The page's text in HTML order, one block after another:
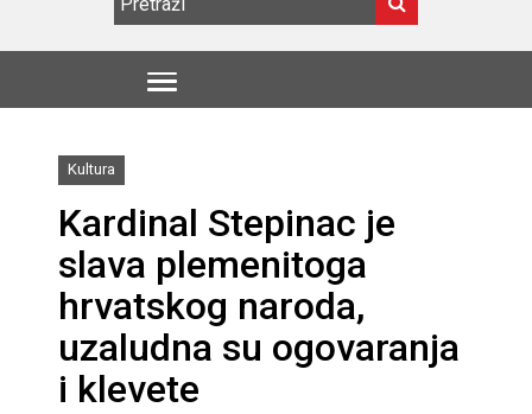
Kultura
Kardinal Stepinac je
slava plemenitoga
hrvatskog naroda,
uzaludna su ogovaranja
i klevete